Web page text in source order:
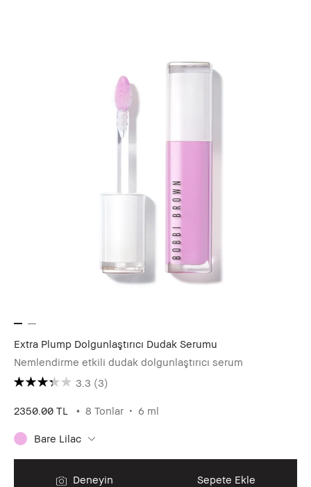
Extra Plump Dolgunlaştırıcı Dudak Serumu
Nemlendirme etkili dudak dolgunlaştırıcı serum
3.3 (3)
2350.00 TL 8 Tonlar 6 ml
Bare Lilac
Deneyin Sepete Ekle